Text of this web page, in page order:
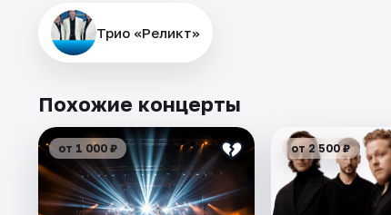
Трио «Реликт»
Похожие концерты
от 1 000 ₽ от 2 500 ₽